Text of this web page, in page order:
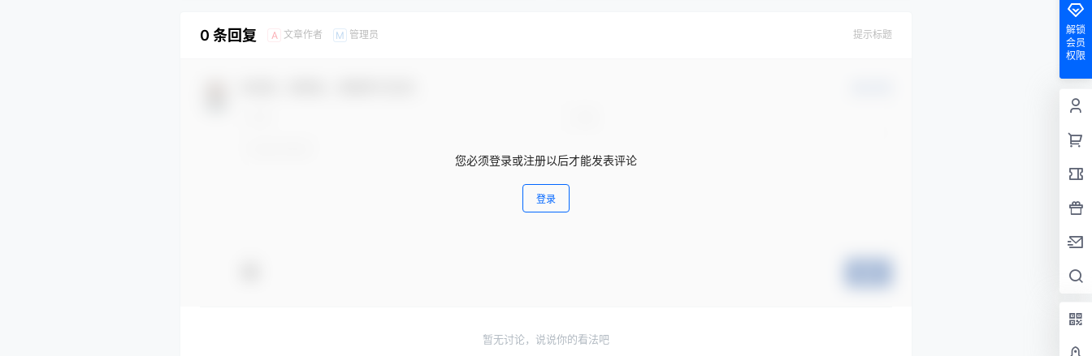
0 条回复 A 文章作者 M 管理员 提示标题
您必须登录或注册以后才能发表评论
登录
暂无讨论，说说你的看法吧
解锁
会员
权限